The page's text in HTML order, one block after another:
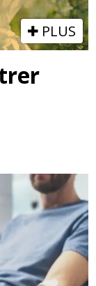
PLUS